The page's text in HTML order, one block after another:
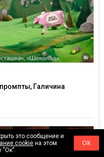
Галичина
это сообщение и
cookie на этом
"Ок".
ОК